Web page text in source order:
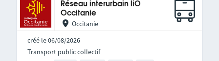
Réseau interurbain liO
Occitanie
Occitanie
créé le 06/08/2026
Transport public collectif